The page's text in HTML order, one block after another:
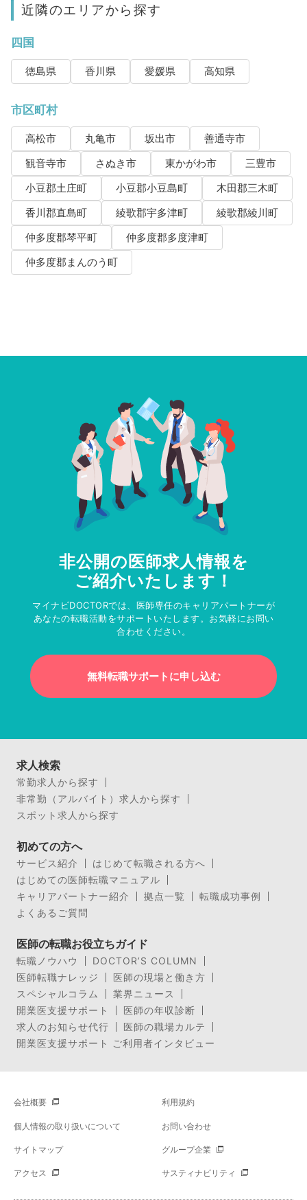
近隣のエリアから探す
四国
徳島県 香川県 愛媛県 高知県
市区町村
高松市 丸亀市 坂出市
善通寺市
観音寺市
さぬき市 東かがわ市
三豊市
小豆郡土庄町
小豆郡小豆島町
木田郡三木町
香川郡直島町
綾歌郡宇多津町
綾歌郡綾川町
仲多度郡琴平町
仲多度郡多度津町
仲多度郡まんのう町
非公開の医師求人情報を
ご紹介いたします！
マイナビDOCTORでは、医師専任のキャリアパートナーが
あなたの転職活動をサポートいたします。お気軽にお問い
合わせください。
無料転職サポートに申し込む
求人検索
常勤求人から探す
非常勤（アルバイト）求人から探す
スポット求人から探す
初めての方へ
サービス紹介
はじめて転職される方へ
はじめての医師転職マニュアル
キャリアパートナー紹介
拠点一覧
転職成功事例
よくあるご質問
医師の転職お役立ちガイド
転職ノウハウ
DOCTOR’S COLUMN
医師転職ナレッジ
医師の現場と働き方
スペシャルコラム
業界ニュース
開業医支援サポート
医師の年収診断
求人のお知らせ代行
医師の職場カルテ
開業医支援サポート ご利用者インタビュー
会社概要 利用規約
個人情報の取り扱いについて お問い合わせ
サイトマップ グループ企業
アクセス サスティナビリティ